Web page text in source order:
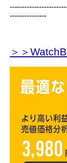
---------------
＞＞